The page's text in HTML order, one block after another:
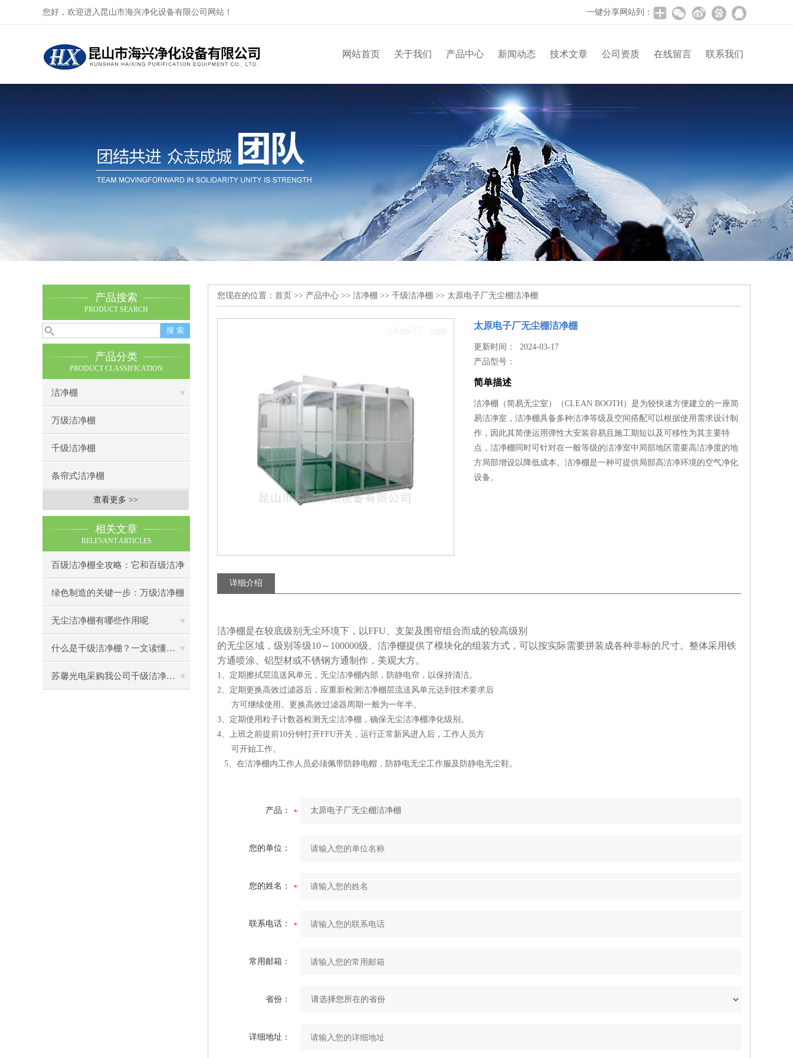
您好，欢迎进入昆山市海兴净化设备有限公司网站！ 一键分享网站到：
网站首页 关于我们 产品中心 新闻动态 技术文章 公司资质 在线留言 联系我们
产品搜索
PRODUCT SEARCH
产品分类
PRODUCT CLASSIFICATION
洁净棚
万级洁净棚
千级洁净棚
条帘式洁净棚
查看更多 >>
相关文章
RELEVANT ARTICLES
百级洁净棚全攻略：它和百级洁净
室到底有什么区别？
绿色制造的关键一步：万级洁净棚
助力环保型半导体产业发展
无尘洁净棚有哪些作用呢
什么是千级洁净棚？一文读懂其结构特点与局部净化优势
苏馨光电采购我公司千级洁净棚普通工作台一批（7月07日）已顺利交货
您现在的位置： 首页 >> 产品中心 >> 洁净棚 >> 千级洁净棚 >> 太原电子厂无尘棚洁净棚
太原电子厂无尘棚洁净棚
更新时间： 2024-03-17
产品型号：
简单描述
洁净棚（简易无尘室）（CLEAN BOOTH）是为较快速方便建立的一座简
易洁净室，洁净棚具备多种洁净等级及空间搭配可以根据使用需求设计制
作，因此其简便运用弹性大安装容易且施工期短以及可移性为其主要特
点，洁净棚同时可针对在一般等级的洁净室中局部地区需要高洁净度的地
方局部增设以降低成本。洁净棚是一种可提供局部高洁净环境的空气净化
设备。
详细介绍
洁净棚是在较底级别无尘环境下，以FFU 、支架及围帘组合而成的较高级别
的无尘区域，级别等级10～ 100000级。 洁净棚提供了模块化的组装方式，可以按实际需要拼装成各种非标的尺寸。 整体采用铁
方通喷涂、铝型材或不锈钢方通制作，美观大方。
1、定期擦拭层流送风单元，无尘洁净棚内部，防静电帘，以保持清洁。
2、定期更换高效过滤器后，应重新检测洁净棚层流送风单元达到技术要求后
方可继续使用。更换高效过滤器周期一般为一年半。
3、定期使用粒子计数器检测无尘洁净棚，确保无尘洁净棚净化级别。
4、上班之前提前10分钟打开FFU开关，运行正常新风进入后，工作人员方
可开始工作。
5、在洁净棚内工作人员必须佩带防静电帽，防静电无尘工作服及防静电无尘鞋。
产品：
您的单位：
您的姓名：
联系电话：
常用邮箱：
省份：
详细地址：